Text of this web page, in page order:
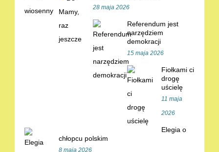
28 maja 2026
Referendum jest
narzędziem
demokracji
15 maja 2026
Fiołkami ci
drogę
uścielę
11 maja
2026
Elegia o
chłopcu polskim
8 maja 2026